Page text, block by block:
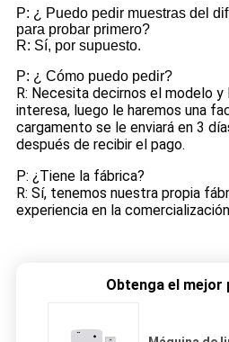
P: ¿ Puedo pedir muestras del
para probar primero?
R: Sí, por supuesto.
P: ¿ Cómo puedo pedir?
R: Necesita decirnos el modelo
interesa, luego le haremos una
cargamento se le enviará en 3
después de recibir el pago.
P: ¿Tiene la fábrica?
R: Sí, tenemos nuestra propia
experiencia en la
Obtenga el mejor